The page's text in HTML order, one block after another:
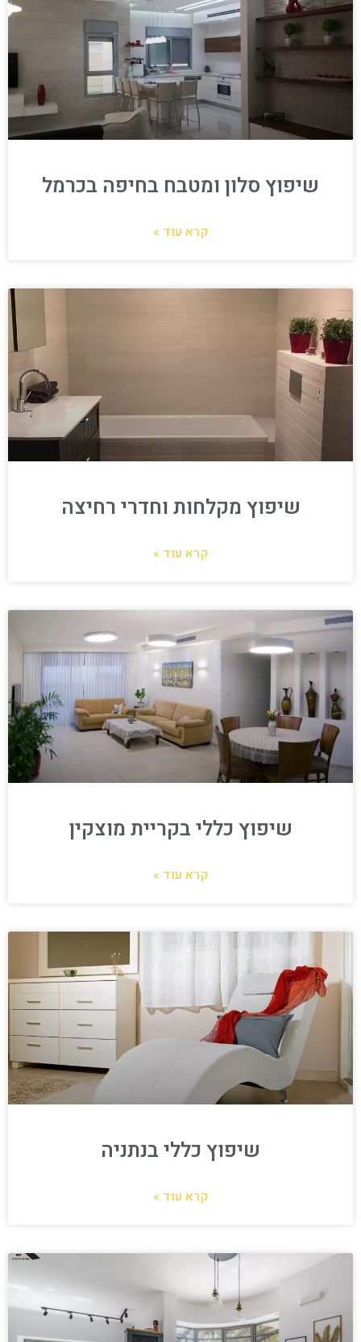
שיפוץ סלון ומטבח בחיפה בכרמל
קרא עוד »
שיפוץ מקלחות וחדרי רחיצה
קרא עוד »
שיפוץ כללי בקריית מוצקין
קרא עוד »
שיפוץ כללי בנתניה
קרא עוד »